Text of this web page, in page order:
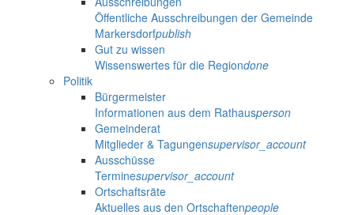
Öffentliche Ausschreibungen der Gemeinde
Markersdorfpublish
Gut zu wissen
Wissenswertes für die Regiondone
Politik
Bürgermeister
Informationen aus dem Rathausperson
Gemeinderat
Mitglieder & Tagungensupervisor_account
Ausschüsse
Terminesupervisor_account
Ortschaftsräte
Aktuelles aus den Ortschaftenpeople